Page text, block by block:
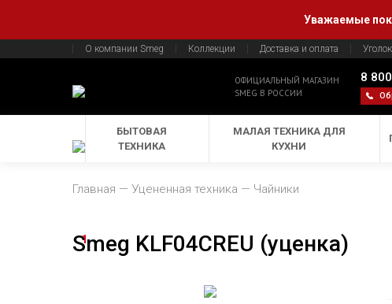
Уважаемые
О компании Smeg Коллекции Доставка и оплата
ОФИЦИАЛЬНЫЙ МАГАЗИН
SMEG В РОССИИ
8
БЫТОВАЯ
ТЕХНИКА
МАЛАЯ ТЕХНИКА ДЛЯ
КУХНИ
Главная Уцененная техника Чайники
Smeg KLF04CREU (уценка)
1